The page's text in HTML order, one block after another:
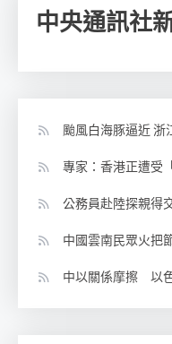
中央通訊社
颱風白海豚逼近 浙
專家：香港正遭受
公務員赴陸探親得
中國雲南民眾火
中以關係摩擦 以